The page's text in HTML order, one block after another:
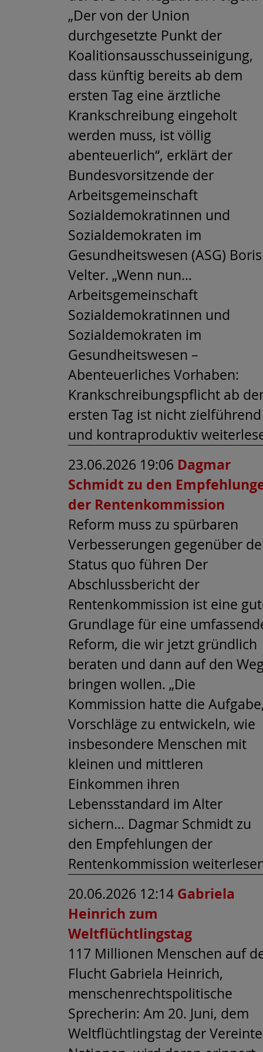
„Der von der Union
durchgesetzte Punkt der
Koalitionsausschusseinigung,
dass künftig bereits ab dem
ersten Tag eine ärztliche
Krankschreibung eingeholt
werden muss, ist völlig
abenteuerlich“, erklärt der
Bundesvorsitzende der
Arbeitsgemeinschaft
Sozialdemokratinnen und
Sozialdemokraten im
Gesundheitswesen (ASG) Boris
Velter. „Wenn nun…
Arbeitsgemeinschaft
Sozialdemokratinnen und
Sozialdemokraten im
Gesundheitswesen –
Abenteuerliches Vorhaben:
Krankschreibungspflicht ab
ersten Tag ist nicht zielführend
und kontraproduktiv
23.06.2026 19:06 Dagmar
Schmidt zu den
der Rentenkommission
Reform muss zu spürbaren
Verbesserungen gegenüber
Status quo führen Der
Abschlussbericht der
Rentenkommission ist eine
Grundlage für eine
Reform, die wir jetzt gründlich
beraten und dann auf den Weg
bringen wollen. „Die
Kommission hatte die Aufgabe,
Vorschläge zu entwickeln, wie
insbesondere Menschen mit
kleinen und mittleren
Einkommen ihren
Lebensstandard im Alter
sichern… Dagmar Schmidt zu
den Empfehlungen der
Rentenkommission
20.06.2026 12:14 Gabriela
Heinrich zum
Weltflüchtlingstag
117 Millionen Menschen auf
Flucht Gabriela Heinrich,
menschenrechtspolitische
Sprecherin: Am 20. Juni, dem
Weltflüchtlingstag der